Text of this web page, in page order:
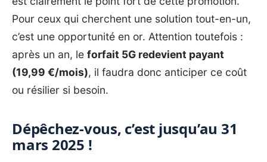
Pour ceux qui cherchent une solution tout-en-un,
c’est une opportunité en or. Attention toutefois :
après un an, le forfait 5G redevient payant
(19,99 €/mois), il faudra donc anticiper ce coût
ou résilier si besoin.
Dépêchez-vous, c’est jusqu’au 31
mars 2025 !